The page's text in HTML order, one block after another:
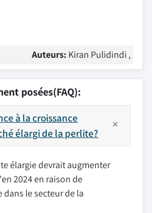
Auteurs: Kiran Pulidindi ,
posées(FAQ):
à la croissance
élargi de la perlite?
élargie devrait augmenter
2024 en raison de
le secteur de la